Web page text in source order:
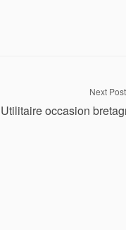
Next Post
Utilitaire occasion